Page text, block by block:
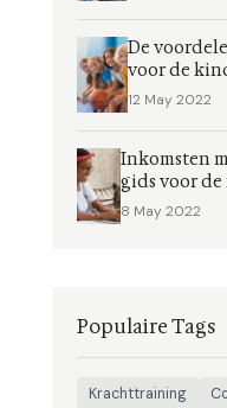
De
voor de
12 May 2022
Inkomsten
gids voor
8 May 2022
Populaire Tags
Krachttraining